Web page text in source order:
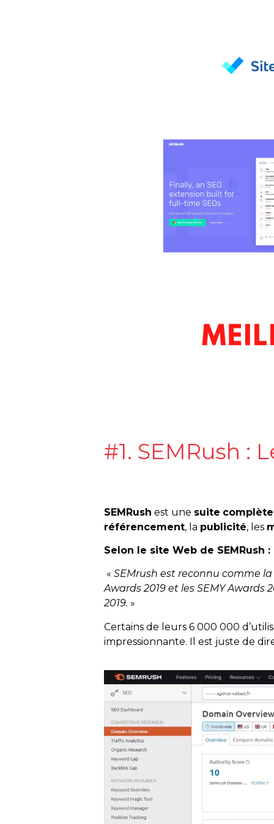
#1. SEMRush :
SEMRush est une suite complète
référencement, la publicité, les
Selon le site Web de SEMRush :
« SEMrush est reconnu comme
Awards 2019 et les SEMY
2019. »
Certains de leurs 6 000 000
impressionnante. Il est juste de